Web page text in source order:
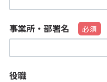
事業所・部署名
役職